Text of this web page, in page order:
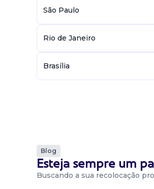
São Paulo
Rio de Janeiro
Brasília
Blog
Esteja sempre um
Buscando a sua recolocação